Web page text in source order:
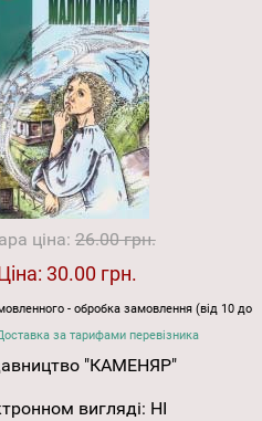
ціна: 26.00 грн.
30.00 грн.
- обробка замовлення (від 10 до
за тарифами перевізника
"КАМЕНЯР"
вигляді: НІ